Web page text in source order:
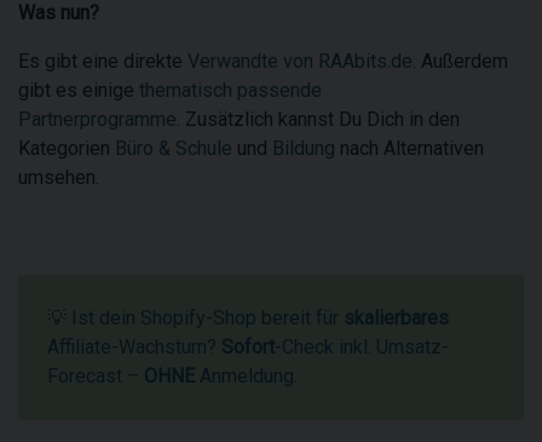
Was nun?
Es gibt eine direkte Verwandte von RAAbits.de. Außerdem
gibt es einige thematisch passende
Partnerprogramme. Zusätzlich kannst Du Dich in den
Kategorien Büro & Schule und Bildung nach Alternativen
umsehen.
💡 Ist dein Shopify-Shop bereit für skalierbares
Affiliate-Wachstum? Sofort-Check inkl. Umsatz-
Forecast – OHNE Anmeldung.